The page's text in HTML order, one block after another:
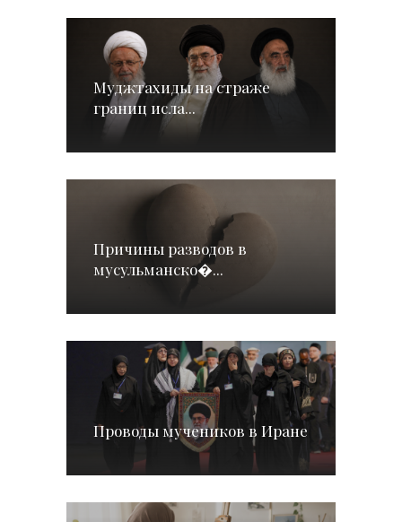
Муджтахиды на страже
границ исла...
Причины разводов в
мусульманско�...
Проводы мучеников в Иране